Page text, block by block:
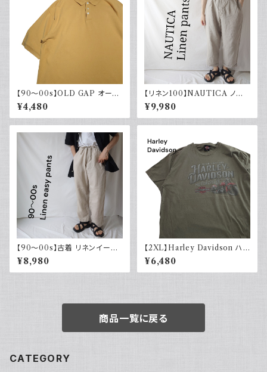
【90～00s】OLD GAP オール
ドギャップ ポロシャツ 無地 古着
マスタードイエロー 夏 大きめ
¥4,480
【リネン100】NAUTICA ノー
ティカ ツータックパンツ スラック
ス 古着 ワイドパンツ
¥9,980
【90～00s】古着 リネンイージ
ーパンツ 夏 32×30 APT9 カジ
ュアル
¥8,980
【2XL】Harley Davidson ハ
ーレーダビッドソン プリントTシ
ャツ 古着 カーキグリーン
¥6,480
商品一覧に戻る
CATEGORY